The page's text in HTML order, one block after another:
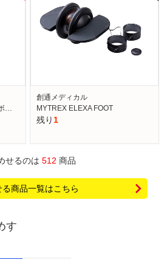
…
創通メディカル
MYTREX ELEXA FOOT
残り 1
せるのは 512 商品
る商品一覧はこちら
す